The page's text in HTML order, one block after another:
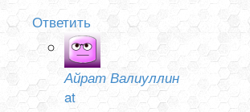
Ответить
Айрат Валиуллин
at